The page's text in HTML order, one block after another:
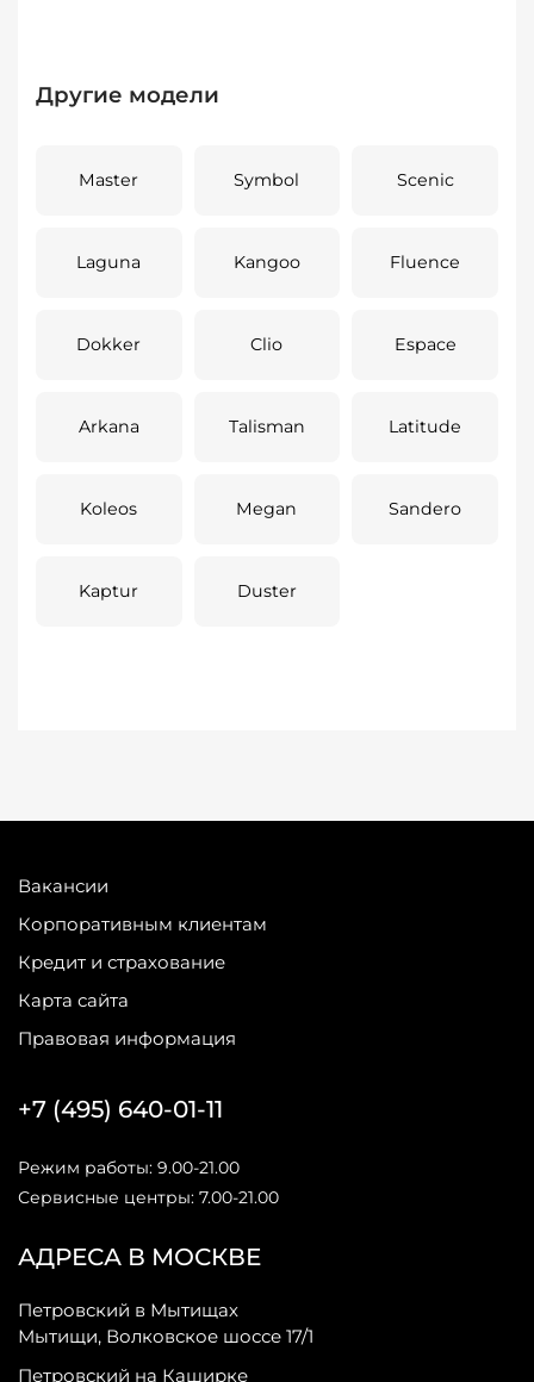
Другие модели
Master Symbol Scenic
Laguna Kangoo Fluence
Dokker Clio Espace
Arkana Talisman Latitude
Koleos Megan Sandero
Kaptur Duster
Вакансии
Корпоративным клиентам
Кредит и страхование
Карта сайта
Правовая информация
АДРЕСА В МОСКВЕ
Петровский в Мытищах
Мытищи, Волковское шоссе 17/1
Петровский на Каширке
+7 (495) 640-01-11
Режим работы: 9.00-21.00
Сервисные центры: 7.00-21.00